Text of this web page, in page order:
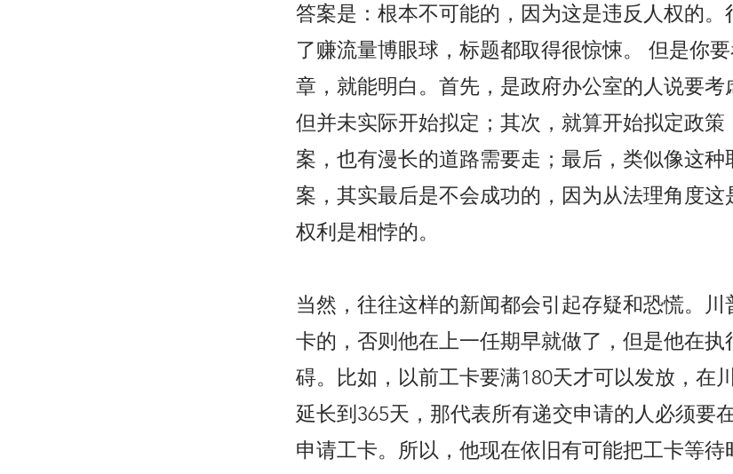
答案是：根本不可能的，因为这是违反人权的。
了赚流量博眼球，标题都取得很惊悚。 但是你
章，就能明白。首先，是政府办公室的人说要考
但并未实际开始拟定；其次，就算开始拟定政策
案，也有漫长的道路需要走；最后，类似像这种
案，其实最后是不会成功的，因为从法理角度这
权利是相悖的。
当然，往往这样的新闻都会引起存疑和恐慌。川
卡的，否则他在上一任期早就做了，但是他在执
碍。比如，以前工卡要满180天才可以发放，在
延长到365天，那代表所有递交申请的人必须要
申请工卡。所以，他现在依旧有可能把工卡等待